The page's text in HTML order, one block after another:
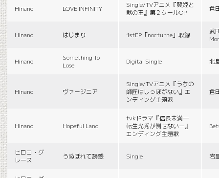
Hinano LOVE INFINITY
Single/TVアニメ『贄姫と
獣の王』第２クールOP
倉
Hinano はじまり 1stEP「nocturne」収録
武
Hinano
Something To
Lose
Digital Single 北
Hinano ヴァージニア
Single/TVアニメ『うちの
師匠はしっぽがない』エ
ンディング主題歌
倉
Hinano Hopeful Land
tvkドラマ『信長未満―
転生光秀が倒せないー』
エンディング主題歌
ヒロコ・グ
レース
うぬぼれて誘惑 Single 岩